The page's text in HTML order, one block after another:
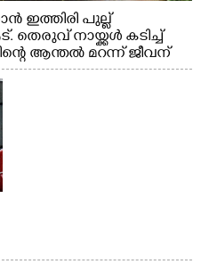
ഇത്തിരി പുല്ല്
നായ്ക്കൾ കടിച്ച്
ആന്തൽ മറന്ന് ജീവന്
വാത്തുരുത്തിയിൽ